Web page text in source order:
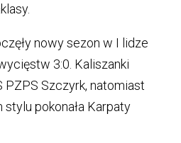
nowy sezon w I lidze
3:0. Kaliszanki
PZPS Szczyrk, natomiast
stylu pokonała Karpaty